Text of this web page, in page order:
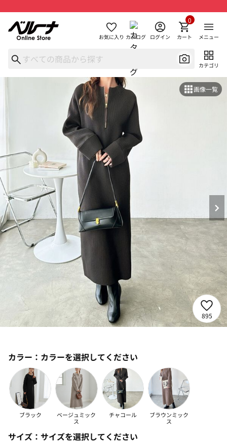
お気に入り カタログ ログイン カート
0
メニュー
カテゴリ
画像一覧
895
カラー： カラーを選択してください
ブラック
ベージュミック
ス
チャコール
ブラウンミック
ス
サイズ： サイズを選択してください